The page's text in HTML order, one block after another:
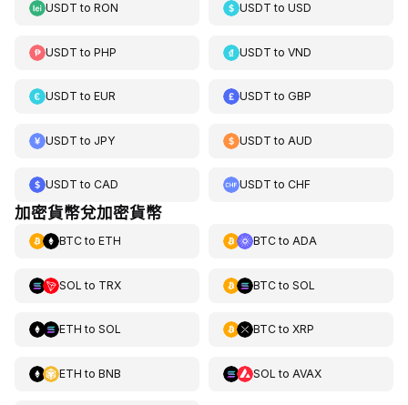
USDT to RON USDT toUSD
USDT to PHP USDT toVND
USDT to EUR USDT toGBP
USDT to JPY USDT to AUD
USDT to CAD USDT toCHF
加密貨幣兌加密貨幣
BTCto ETH BTCto ADA
SOL to TRX BTCto SOL
ETH to SOL BTCto XRP
ETH to BNB SOL to AVAX